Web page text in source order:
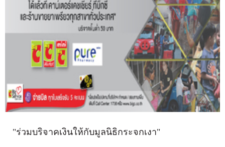
"ร่วมบริจาคเงินให้กับมูลนิธิกระจกเงา"